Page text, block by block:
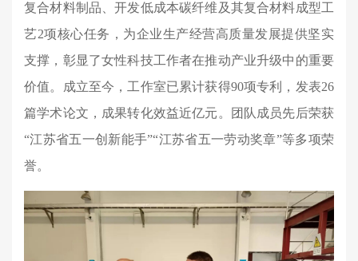
复合材料制品、开发低成本碳纤维及其复合材料成型工
艺2项核心任务，为企业生产经营高质量发展提供坚实
支撑，彰显了女性科技工作者在推动产业升级中的重要
价值。成立至今，工作室已累计获得90项专利，发表26
篇学术论文，成果转化效益近亿元。团队成员先后荣获
“江苏省五一创新能手”“江苏省五一劳动奖章”等多项荣
誉。